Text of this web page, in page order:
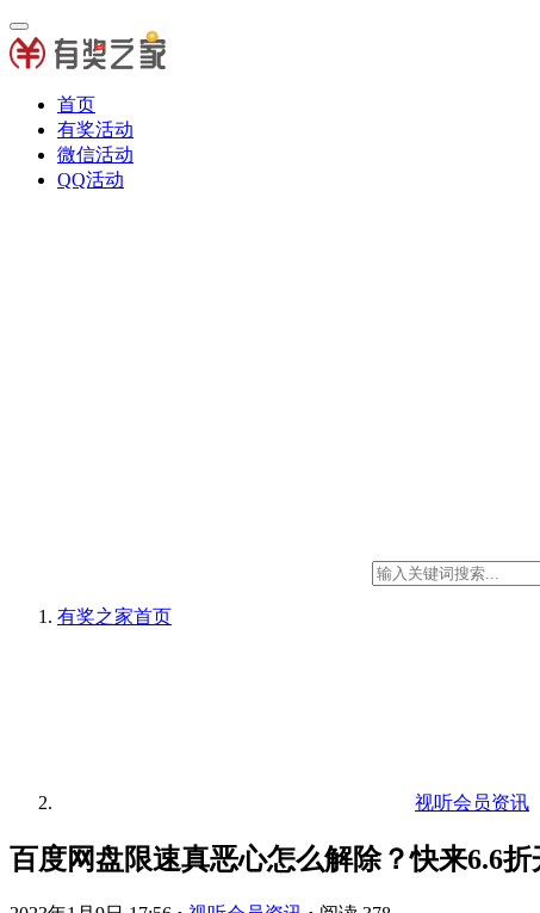
首页
有奖活动
微信活动
QQ活动
有奖之家首页
视听会员资讯
百度网盘限速真恶心怎么解除？快来6.6